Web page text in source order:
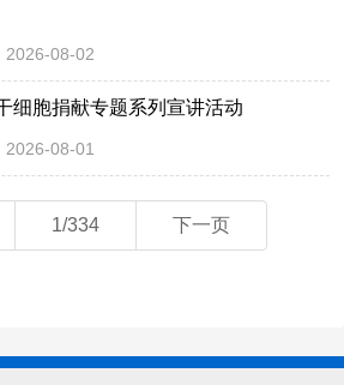
2026-08-02
细胞捐献专题系列宣讲活动
2026-08-01
1/334 下一页